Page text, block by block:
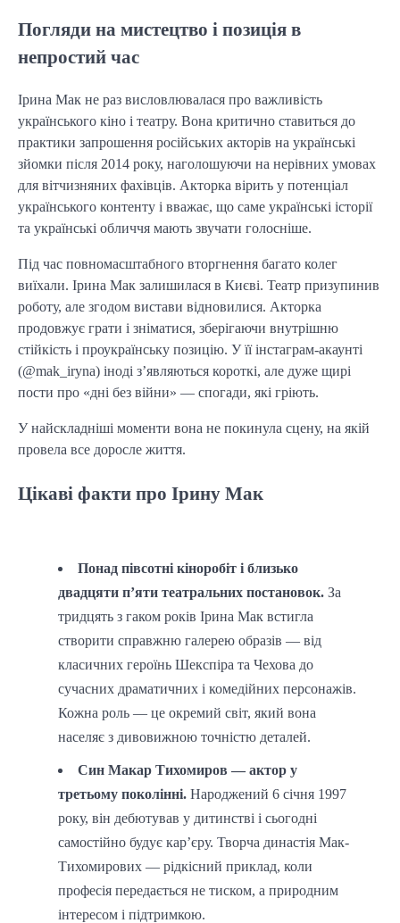
Погляди на мистецтво і позиція в
непростий час
Ірина Мак не раз висловлювалася про важливість
українського кіно і театру. Вона критично ставиться до
практики запрошення російських акторів на українські
зйомки після 2014 року, наголошуючи на нерівних умовах
для вітчизняних фахівців. Акторка вірить у потенціал
українського контенту і вважає, що саме українські історії
та українські обличчя мають звучати голосніше.
Під час повномасштабного вторгнення багато колег
виїхали. Ірина Мак залишилася в Києві. Театр призупинив
роботу, але згодом вистави відновилися. Акторка
продовжує грати і зніматися, зберігаючи внутрішню
стійкість і проукраїнську позицію. У її інстаграм-акаунті
(@mak_iryna) іноді з’являються короткі, але дуже щирі
пости про «дні без війни» — спогади, які гріють.
У найскладніші моменти вона не покинула сцену, на якій
провела все доросле життя.
Цікаві факти про Ірину Мак
Понад півсотні кіноробіт і близько
двадцяти п’яти театральних постановок. За
тридцять з гаком років Ірина Мак встигла
створити справжню галерею образів — від
класичних героїнь Шекспіра та Чехова до
сучасних драматичних і комедійних персонажів.
Кожна роль — це окремий світ, який вона
населяє з дивовижною точністю деталей.
Син Макар Тихомиров — актор у
третьому поколінні. Народжений 6 січня 1997
року, він дебютував у дитинстві і сьогодні
самостійно будує кар’єру. Творча династія Мак-
Тихомирових — рідкісний приклад, коли
професія передається не тиском, а природним
інтересом і підтримкою.